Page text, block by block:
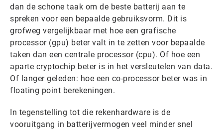
dan de schone taak om de beste batterij aan te
spreken voor een bepaalde gebruiksvorm. Dit is
grofweg vergelijkbaar met hoe een grafische
processor (gpu) beter valt in te zetten voor bepaalde
taken dan een centrale processor (cpu). Of hoe een
aparte cryptochip beter is in het versleutelen van data.
Of langer geleden: hoe een co-processor beter was in
floating point berekeningen.
In tegenstelling tot die rekenhardware is de
vooruitgang in batterijvermogen veel minder snel